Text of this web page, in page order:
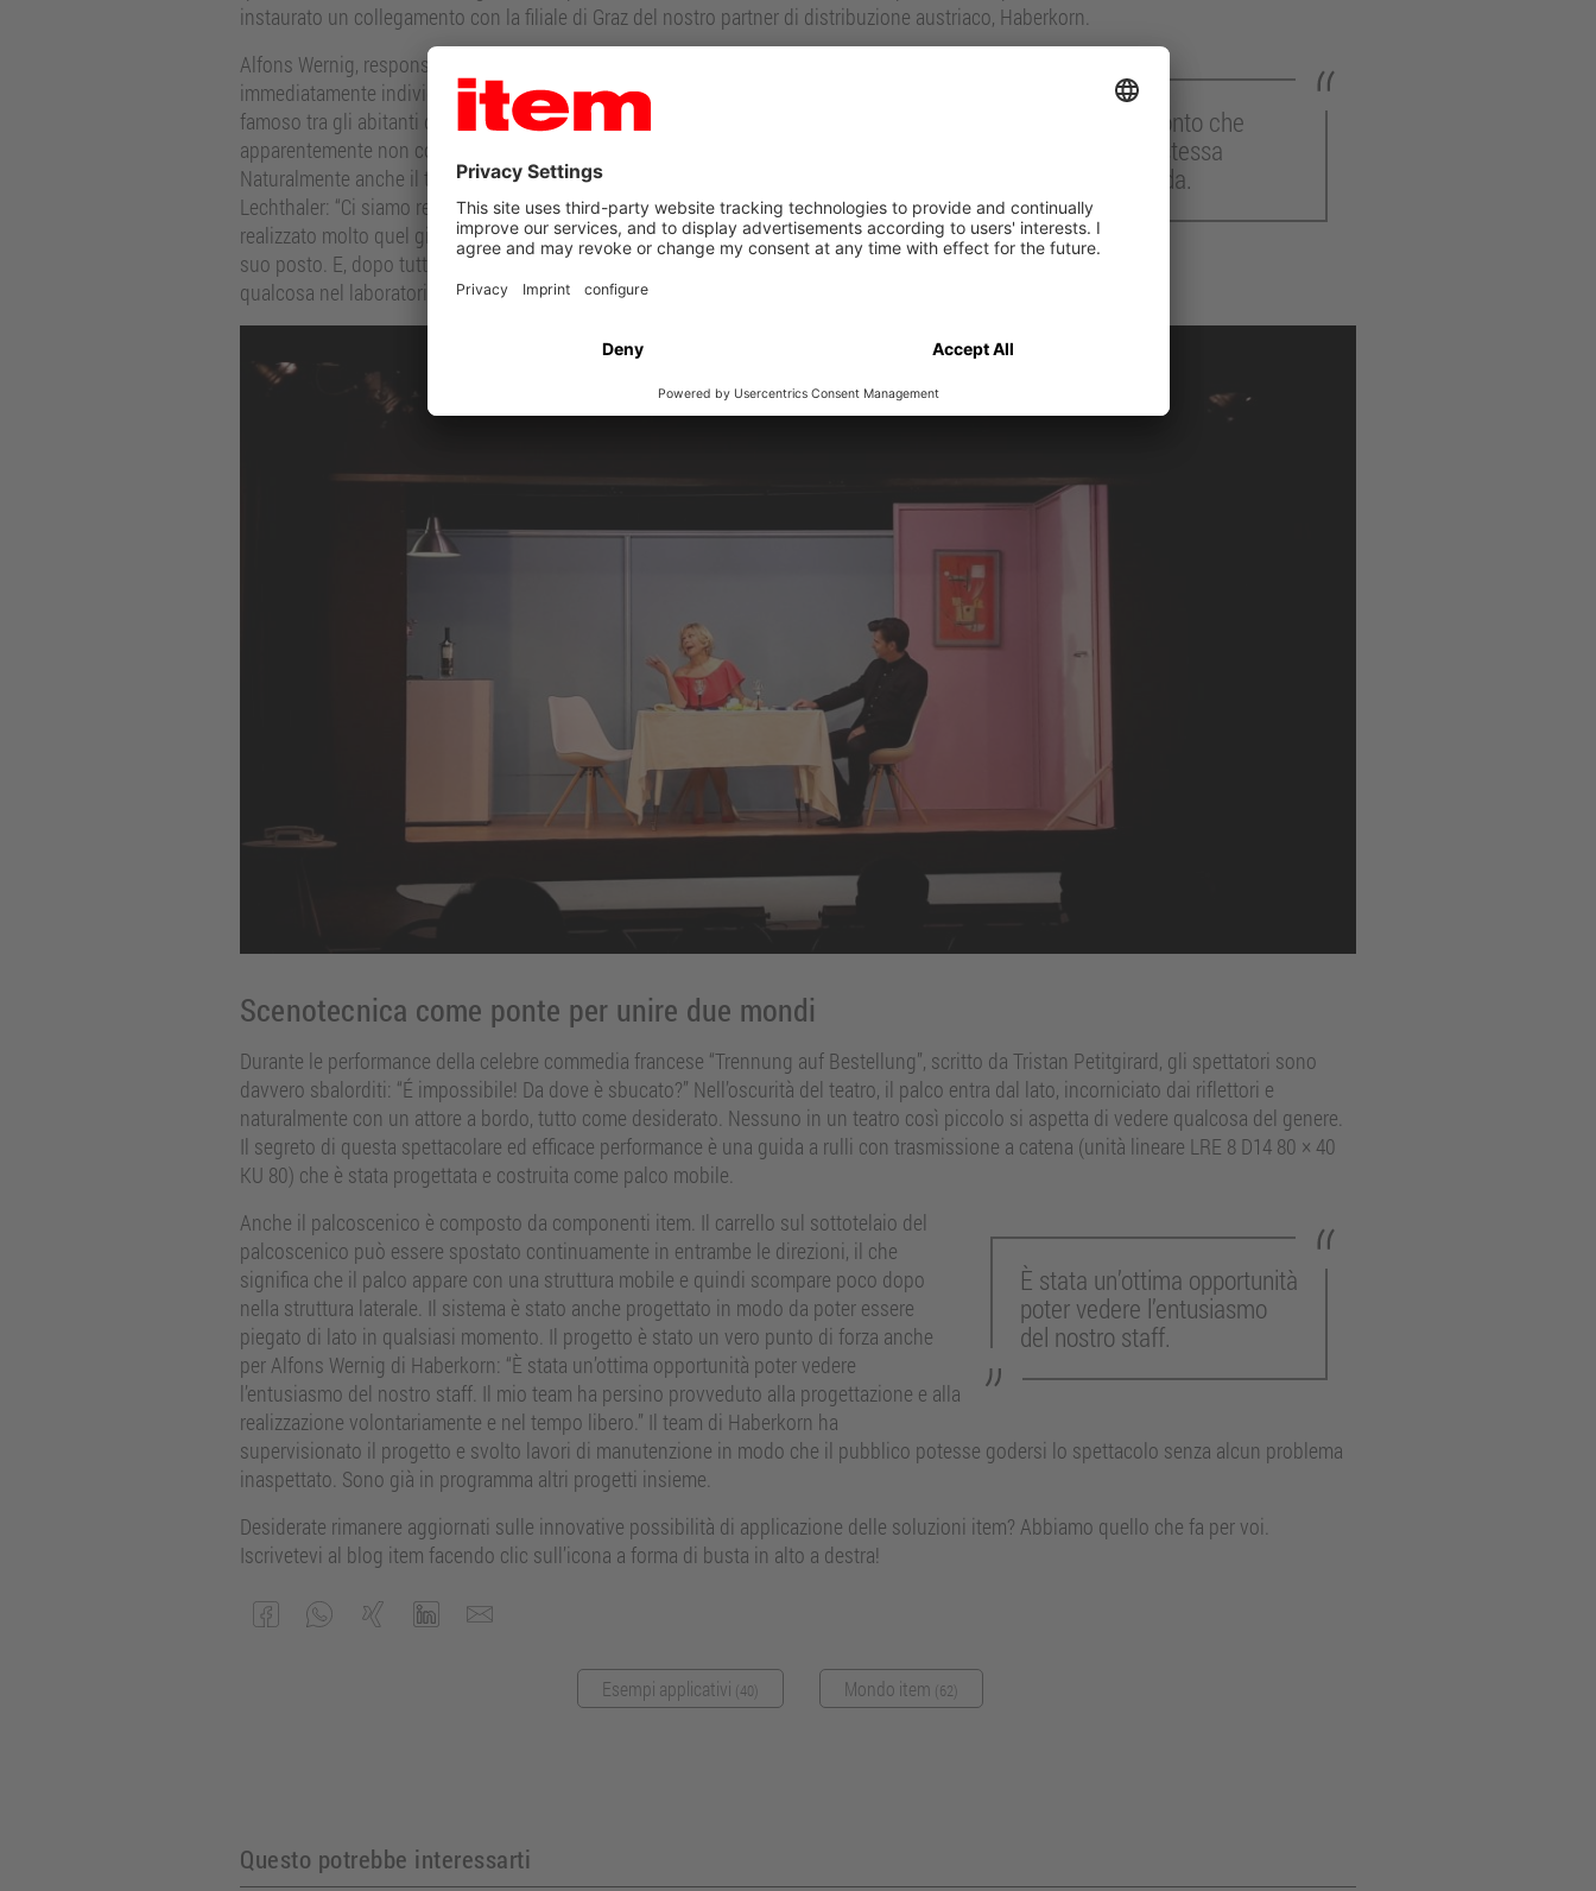
instaurato un collegamento con la filiale di Graz del nostro partner di distribuzione austriaco, Haberkorn.
Ci siamo resi conto che
eravamo sulla stessa
lunghezza d’onda.
Alfons Wernig, responsabile del laboratorio di sistemi di profili di Haberkorn, ha
immediatamente individuato le potenzialità e fatto visita al teatro Lechthaler-Belic,
famoso tra gli abitanti della città. Divenne ben presto chiaro che due settori
apparentemente non correlati, la tecnologia e il teatro, in realtà sono la coppia perfetta.
Naturalmente anche il tocco personale ha svolto un ruolo importante, come spiega
Lechthaler: “Ci siamo resi conto che eravamo sulla stessa lunghezza d’onda. Abbiamo
realizzato molto quel giorno.” Wernig non potrebbe essere più d’accordo: “Era tutto al
suo posto. E, dopo tutto, non capita tutti i giorni di avere la possibilità di costruire
qualcosa nel laboratorio che sarà visto da così tante persone.”
Scenotecnica come ponte per unire due mondi
Durante le performance della celebre commedia francese “Trennung auf Bestellung”, scritto da Tristan Petitgirard, gli spettatori sono
davvero sbalorditi: “É impossibile! Da dove è sbucato?” Nell’oscurità del teatro, il palco entra dal lato, incorniciato dai riflettori e
naturalmente con un attore a bordo, tutto come desiderato. Nessuno in un teatro così piccolo si aspetta di vedere qualcosa del genere.
Il segreto di questa spettacolare ed efficace performance è una guida a rulli con trasmissione a catena (unità lineare LRE 8 D14 80 × 40
KU 80) che è stata progettata e costruita come palco mobile.
È stata un’ottima opportunità
poter vedere l’entusiasmo
del nostro staff.
Anche il palcoscenico è composto da componenti item. Il carrello sul sottotelaio del
palcoscenico può essere spostato continuamente in entrambe le direzioni, il che
significa che il palco appare con una struttura mobile e quindi scompare poco dopo
nella struttura laterale. Il sistema è stato anche progettato in modo da poter essere
piegato di lato in qualsiasi momento. Il progetto è stato un vero punto di forza anche
per Alfons Wernig di Haberkorn: “È stata un’ottima opportunità poter vedere
l’entusiasmo del nostro staff. Il mio team ha persino provveduto alla progettazione e alla
realizzazione volontariamente e nel tempo libero.” Il team di Haberkorn ha
supervisionato il progetto e svolto lavori di manutenzione in modo che il pubblico potesse godersi lo spettacolo senza alcun problema
inaspettato. Sono già in programma altri progetti insieme.
Desiderate rimanere aggiornati sulle innovative possibilità di applicazione delle soluzioni item? Abbiamo quello che fa per voi.
Iscrivetevi al blog item facendo clic sull’icona a forma di busta in alto a destra!
Esempi applicativi (40) Mondo item (62)
Questo potrebbe interessarti